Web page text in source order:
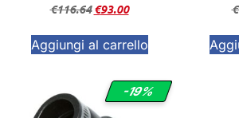
€116.64 €93.00
Aggiungi al carrello
€
-19%